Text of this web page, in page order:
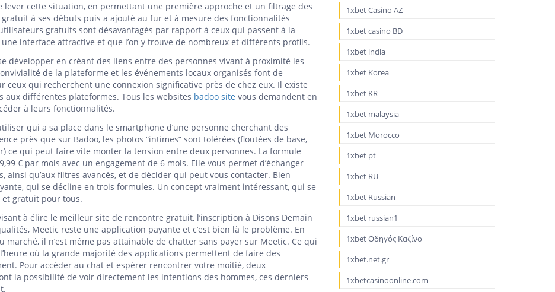
cette situation, en permettant une première approche et un filtrage des
à ses débuts puis a ajouté au fur et à mesure des fonctionnalités
gratuits sont désavantagés par rapport à ceux qui passent à la
interface attractive et que l’on y trouve de nombreux et différents profils.
développer en créant des liens entre des personnes vivant à proximité les
de la plateforme et les événements locaux organisés font de
ceux qui recherchent une connexion significative près de chez eux. Il existe
différentes plateformes. Tous les websites badoo site vous demandent en
à leurs fonctionnalités.
qui a sa place dans le smartphone d’une personne cherchant des
près que sur Badoo, les photos “intimes” sont tolérées (floutées de base,
ce qui peut faire vite monter la tension entre deux personnes. La formule
€ par mois avec un engagement de 6 mois. Elle vous permet d’échanger
ainsi qu’aux filtres avancés, et de décider qui peut vous contacter. Bien
qui se décline en trois formules. Un concept vraiment intéressant, qui se
et gratuit pour tous.
à élire le meilleur site de rencontre gratuit, l’inscription à Disons Demain
Meetic reste une application payante et c’est bien là le problème. En
marché, il n’est même pas attainable de chatter sans payer sur Meetic. Ce qui
où la grande majorité des applications permettent de faire des
Pour accéder au chat et espérer rencontrer votre moitié, deux
la possibilité de voir directement les intentions des hommes, ces derniers
1xbet Casino AZ
1xbet casino BD
1xbet india
1xbet Korea
1xbet KR
1xbet malaysia
1xbet Morocco
1xbet pt
1xbet RU
1xbet Russian
1xbet russian1
1xbet Οδηγός Καζίνο
1xbet.net.gr
1xbetcasinoonline.com